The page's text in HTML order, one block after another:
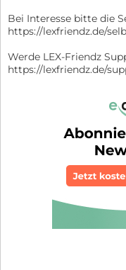
Bei Interesse bitte die
https://lexfriendz.de/
Werde LEX-Friendz
https://lexfriendz.de/